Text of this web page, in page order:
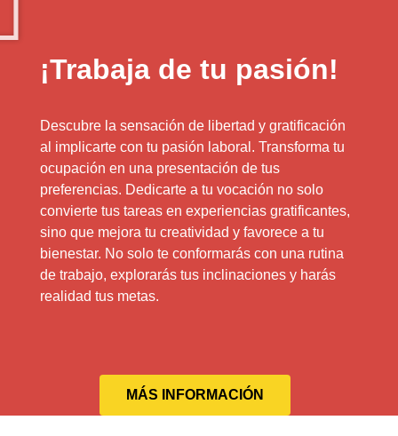
¡Trabaja de tu pasión!
Descubre la sensación de libertad y gratificación
al implicarte con tu pasión laboral. Transforma tu
ocupación en una presentación de tus
preferencias. Dedicarte a tu vocación no solo
convierte tus tareas en experiencias gratificantes,
sino que mejora tu creatividad y favorece a tu
bienestar. No solo te conformarás con una rutina
de trabajo, explorarás tus inclinaciones y harás
realidad tus metas.
MÁS INFORMACIÓN